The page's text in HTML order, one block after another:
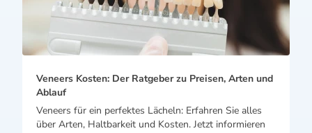
Veneers Kosten: Der Ratgeber zu Preisen, Arten und
Ablauf
Veneers für ein perfektes Lächeln: Erfahren Sie alles
über Arten, Haltbarkeit und Kosten. Jetzt informieren